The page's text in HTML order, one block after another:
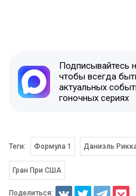
Подписывайтесь
чтобы всегда
актуальных
гоночных сериях
Теги: Формула 1 Даниэль
Гран При США
Поделиться: